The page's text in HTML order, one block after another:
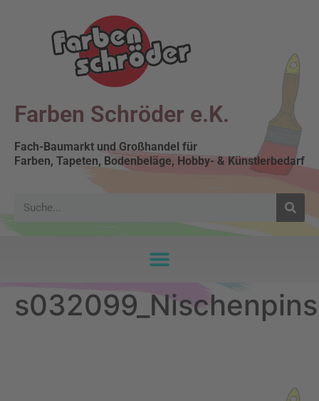
Farben Schröder e.K.
Fach-Baumarkt und Großhandel für
Farben, Tapeten, Bodenbeläge, Hobby- & Künstlerbedarf